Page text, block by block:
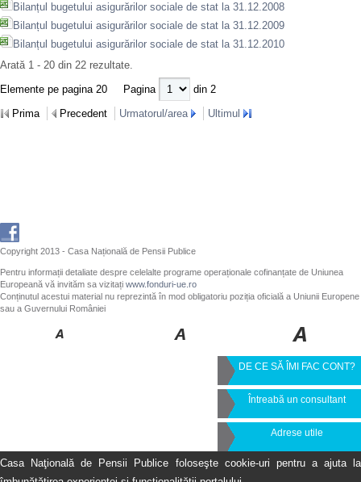
Bilanțul bugetului asigurărilor sociale de stat la 31.12.2008
Bilanțul bugetului asigurărilor sociale de stat la 31.12.2009
Bilanțul bugetului asigurărilor sociale de stat la 31.12.2010
Arată 1 - 20 din 22 rezultate.
Elemente pe pagina 20
Pagina
din 2
Prima
Precedent Urmatorul/area Ultimul
Copyright 2013 - Casa Națională de Pensii Publice
Pentru informații detaliate despre celelalte programe operaționale cofinanțate de Uniunea
Europeană vă invităm sa vizitați www.fonduri-ue.ro
Conținutul acestui material nu reprezintă în mod obligatoriu poziția oficială a Uniunii Europene
sau a Guvernului României
DE CE SĂ ÎMI FAC CONT?
Întreabă un consultant
Adrese utile
Casa Naţională de Pensii Publice foloseşte cookie-uri pentru a ajuta la